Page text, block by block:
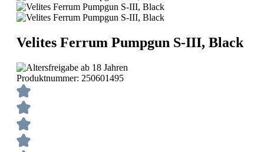
Velites Ferrum Pumpgun S-III, Black
Produktnummer: 250601495